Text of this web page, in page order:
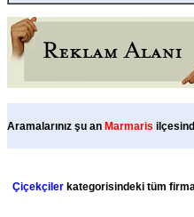
Aramalarınız şu an Marmaris
Çiçekçiler kategorisindeki tüm